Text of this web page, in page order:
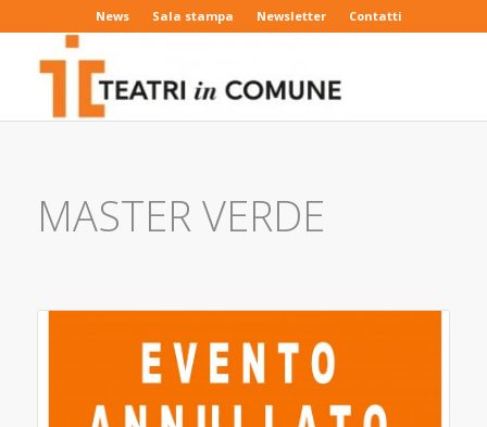
News Sala stampa Newsletter Contatti
MASTER VERDE